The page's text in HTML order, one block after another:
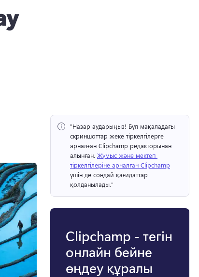
"Назар аударыңыз! Бұл мақаладағы
скриншоттар жеке тіркелгілерге
арналған Clipchamp редакторынан
алынған. Жұмыс және мектеп
тіркелгілеріне арналған Clipchamp
үшін де сондай қағидаттар
қолданылады."
Clipchamp - тегін
онлайн бейне
өңдеу құралы